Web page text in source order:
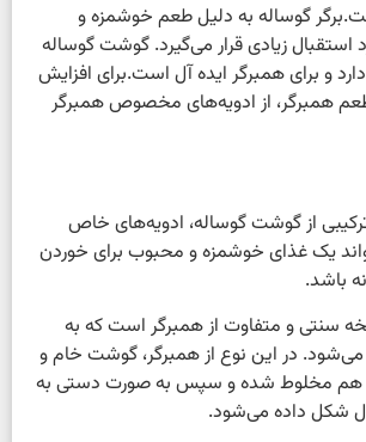
گوساله به دلیل طعم خوشمزه و
استقبال زیادی قرار می‌گیرد. گوشت گوساله
و برای همبرگر ایده آل است.برای افزایش
همبرگر، از ادویه‌های مخصوص همبرگر
از گوشت گوساله، ادویه‌های خاص
یک غذای خوشمزه و محبوب برای خوردن
باشد.
سنتی و متفاوت از همبرگر است که به
در این نوع از همبرگر، گوشت خام و
هم مخلوط شده و سپس به صورت دستی به
شکل داده می‌شود.